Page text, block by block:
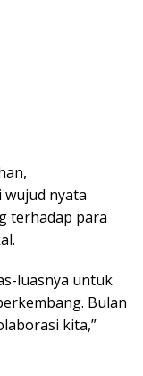
nyata
terhadap para
luasnya untuk
Bulan
kita,”